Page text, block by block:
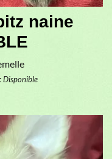
naine
Disponible